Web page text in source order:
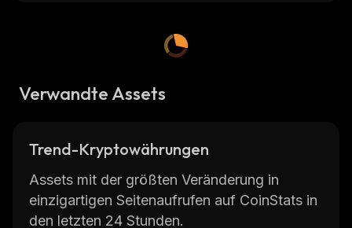
Verwandte Assets
Trend-Kryptowährungen
Assets mit der größten Veränderung in
einzigartigen Seitenaufrufen auf CoinStats in
den letzten 24 Stunden.